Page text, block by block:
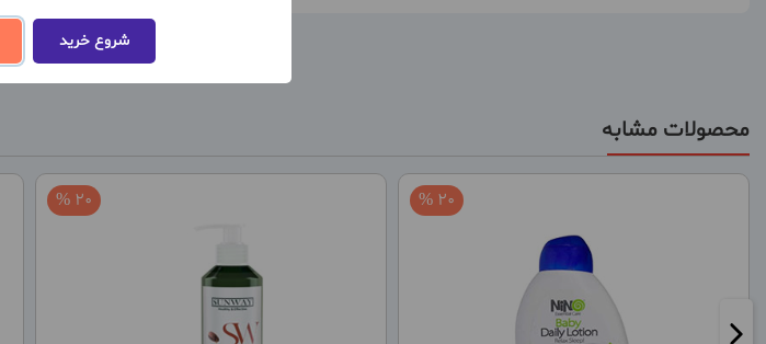
محصولات مشابه
20 % 20 %
شروع خرید